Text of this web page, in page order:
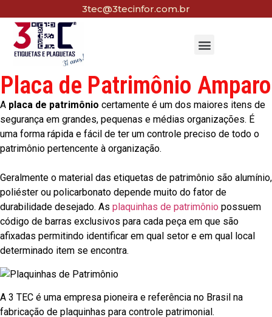
3tec@3tecinfor.com.br
Placa de Patrimônio Amparo
A placa de patrimônio certamente é um dos maiores itens de
segurança em grandes, pequenas e médias organizações. É
uma forma rápida e fácil de ter um controle preciso de todo o
patrimônio pertencente à organização.
Geralmente o material das etiquetas de patrimônio são alumínio,
poliéster ou policarbonato depende muito do fator de
durabilidade desejado. As plaquinhas de patrimônio possuem
código de barras exclusivos para cada peça em que são
afixadas permitindo identificar em qual setor e em qual local
determinado item se encontra.
A 3 TEC é uma empresa pioneira e referência no Brasil na
fabricação de plaquinhas para controle patrimonial.